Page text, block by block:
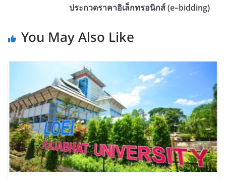
ประกวดราคาอิเล็กทรอนิกส์ (e–bidding)
You May Also Like